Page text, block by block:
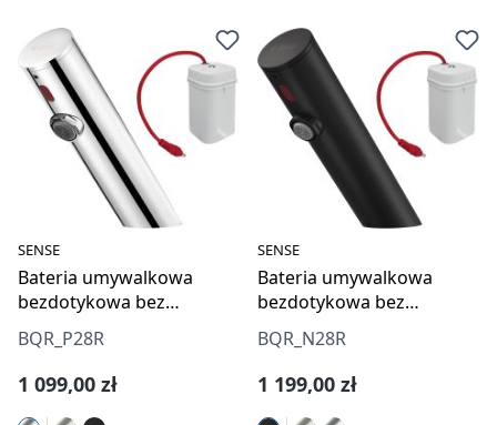
SENSE
Bateria umywalkowa
bezdotykowa bez
regulacji temperatury -
4xAA
BQR_P28R
Cena regularna:
1 099,00 zł
SENSE
Bateria umywalkowa
bezdotykowa bez
regulacji temperatury -
4xAA
BQR_N28R
Cena regularna:
1 199,00 zł